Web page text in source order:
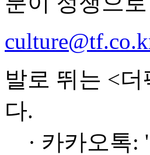
발로 뛰는 <
다.
· 카카오톡